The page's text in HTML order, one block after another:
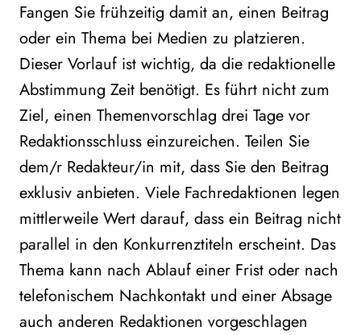
Fangen Sie frühzeitig damit an, einen Beitrag
oder ein Thema bei Medien zu platzieren.
Dieser Vorlauf ist wichtig, da die redaktionelle
Abstimmung Zeit benötigt. Es führt nicht zum
Ziel, einen Themenvorschlag drei Tage vor
Redaktionsschluss einzureichen. Teilen Sie
dem/r Redakteur/in mit, dass Sie den Beitrag
exklusiv anbieten. Viele Fachredaktionen legen
mittlerweile Wert darauf, dass ein Beitrag nicht
parallel in den Konkurrenztiteln erscheint. Das
Thema kann nach Ablauf einer Frist oder nach
telefonischem Nachkontakt und einer Absage
auch anderen Redaktionen vorgeschlagen